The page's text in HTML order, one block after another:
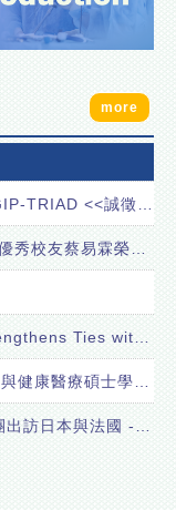
more
臺大醫學院 國際三校GIP-TRIAD <<誠徵 專案教學教師1名>>
賀！NTU GIP-TRIAD優秀校友蔡易霖榮登《富比士》亞洲 30 Under 30 傑出青年榜單！
NTU GIP-TRIAD Strengthens Ties with Japan
臺大國際三校農業生技與健康醫療碩士學位學程115學年度碩士一般招生入學招生中~~~
臺大GIP-TRIAD代表團出訪日本與法國 - 深化國際聯盟合作與未來發展布局